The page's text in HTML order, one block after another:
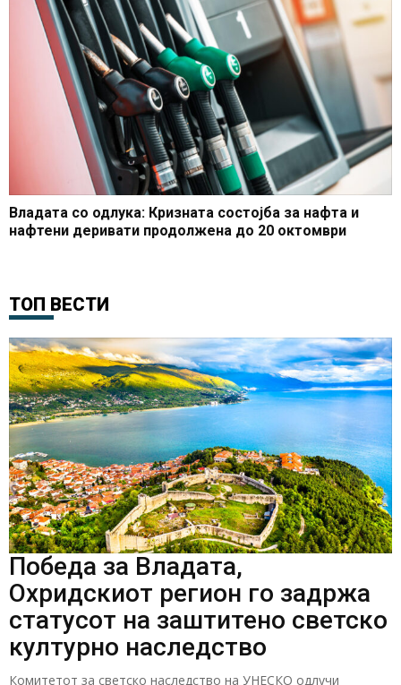
Владата со одлука: Кризната состојба за нафта и
нафтени деривати продолжена до 20 октомври
ТОП ВЕСТИ
Победа за Владата,
Охридскиот регион го задржа
статусот на заштитено светско
културно наследство
Комитетот за светско наследство на УНЕСКО одлучи